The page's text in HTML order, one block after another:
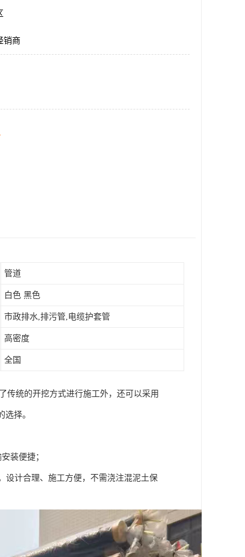
销商
管道
白色 黑色
市政排水,排污管,电缆护套管
高密度
全国
传统的开挖方式进行施工外，还可以采用
择。
装便捷；
设计合理、施工方便，不需浇注混泥土保